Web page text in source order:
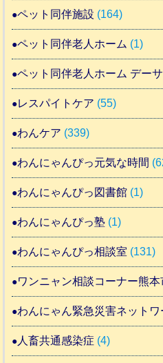
ペット同伴施設 (164)
ペット同伴老人ホーム (1)
ペット同伴老人ホーム デー
レスパイトケア (55)
わんケア (339)
わんにゃんぴっ元気な時間
わんにゃんぴっ図書館 (1)
わんにゃんぴっ塾 (1)
わんにゃんぴっ相談室 (131)
ワンニャン相談コーナー熊本
わんにゃん緊急災害ネット
人畜共通感染症 (4)